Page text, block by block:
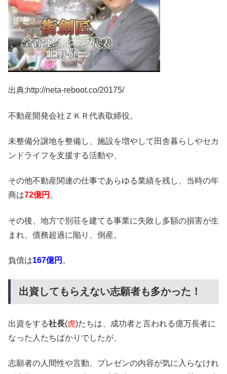
出典;http://neta-reboot.co/20175/
不動産開発会社ＺＫＲ代表取締役。
未整備分譲地を整備し、施設を増やして田舎暮らしやセカ
ンドライフを支援する活動や、
その他不動産関連の仕事であらゆる業績を残し、当時の年
商は72億円 。
その後、地方で別荘を建てる事業に失敗し多額の損害が生
まれ、債務超過に陥り、倒産。
負債は167億円 。
出資してもらえない志願者も多かった！
出資をする社長(虎)たちは、成功者と言われる億万長者に
なった人たちばかりでしたが、
志願者の人間性や言動、プレゼンの内容が気に入らなけれ